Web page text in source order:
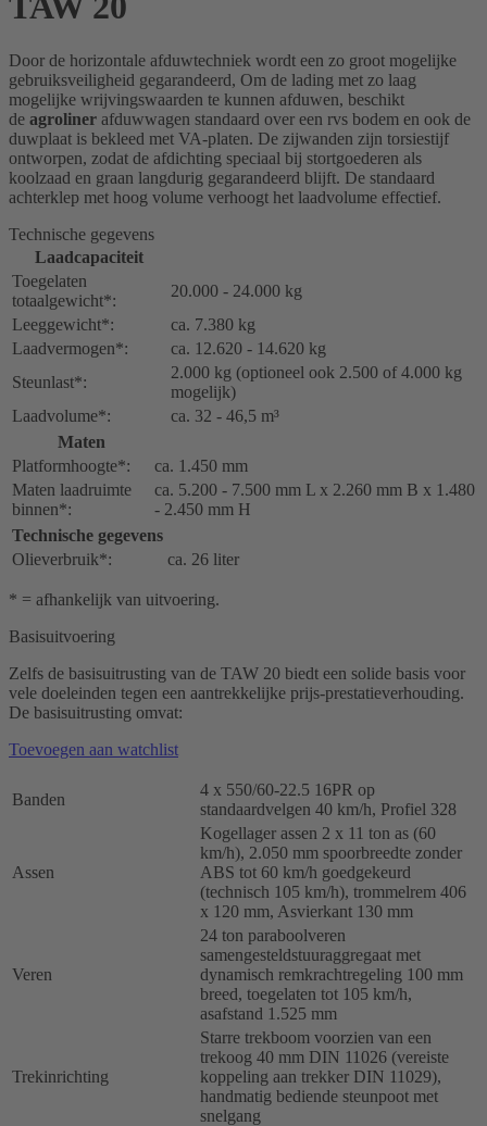
Door de horizontale afduwtechniek wordt een zo groot mogelijke
gebruiksveiligheid gegarandeerd, Om de lading met zo laag
mogelijke wrijvingswaarden te kunnen afduwen, beschikt
de agroliner afduwwagen standaard over een rvs bodem en ook de
duwplaat is bekleed met VA-platen. De zijwanden zijn torsiestijf
ontworpen, zodat de afdichting speciaal bij stortgoederen als
koolzaad en graan langdurig gegarandeerd blijft. De standaard
achterklep met hoog volume verhoogt het laadvolume effectief.
Technische gegevens
Laadcapaciteit
Toegelaten
totaalgewicht*:
20.000 - 24.000 kg
Leeggewicht*:
ca. 7.380 kg
Laadvermogen*:
ca. 12.620 - 14.620 kg
Steunlast*:
2.000 kg (optioneel ook 2.500 of 4.000 kg
mogelijk)
Laadvolume*:
ca. 32 - 46,5 m³
Maten
Platformhoogte*:
ca. 1.450 mm
Maten laadruimte
binnen*:
ca. 5.200 - 7.500 mm L x 2.260 mm B x 1.480
- 2.450 mm H
Technische gegevens
Olieverbruik*:
ca. 26 liter
* = afhankelijk van uitvoering.
Basisuitvoering
Zelfs de basisuitrusting van de TAW 20 biedt een solide basis voor
vele doeleinden tegen een aantrekkelijke prijs-prestatieverhouding.
De basisuitrusting omvat:
Toevoegen aan watchlist
Banden
4 x 550/60-22.5 16PR op
standaardvelgen 40 km/h, Profiel 328
Assen
Kogellager assen 2 x 11 ton as (60
km/h), 2.050 mm spoorbreedte zonder
ABS tot 60 km/h goedgekeurd
(technisch 105 km/h), trommelrem 406
x 120 mm, Asvierkant 130 mm
Veren
24 ton paraboolveren
samengesteldstuuraggregaat met
dynamisch remkrachtregeling 100 mm
breed, toegelaten tot 105 km/h,
asafstand 1.525 mm
Trekinrichting
Starre trekboom voorzien van een
trekoog 40 mm DIN 11026 (vereiste
koppeling aan trekker DIN 11029),
handmatig bediende steunpoot met
snelgang